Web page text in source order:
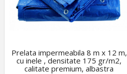
Prelata impermeabila 8 m x 12 m,
cu inele , densitate 175 gr/m2,
calitate premium, albastra